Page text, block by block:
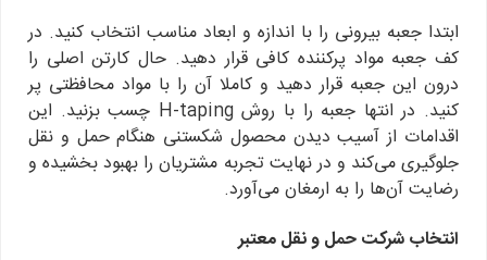
ابتدا جعبه بیرونی را با اندازه و ابعاد مناسب انتخاب کنید. در
کف جعبه مواد پرکننده کافی قرار دهید. حال کارتن اصلی را
درون این جعبه قرار دهید و کاملا آن را با مواد محافظتی پر
کنید. در انتها جعبه را با روش H-taping چسب بزنید. این
اقدامات از آسیب دیدن محصول شکستنی هنگام حمل و نقل
جلوگیری می‌کند و در نهایت تجربه مشتریان را بهبود بخشیده و
رضایت آن‌ها را به ارمغان می‌آورد.
انتخاب شرکت حمل و نقل معتبر